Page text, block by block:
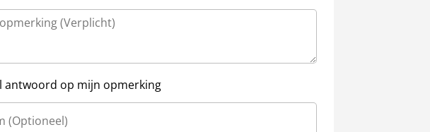
antwoord op mijn opmerking